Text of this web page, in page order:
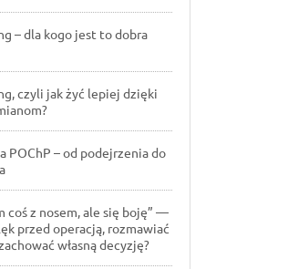
– dla kogo jest to dobra
czyli jak żyć lepiej dzięki
POChP – od podejrzenia do
coś z nosem, ale się boję” —
przed operacją, rozmawiać
własną decyzję?